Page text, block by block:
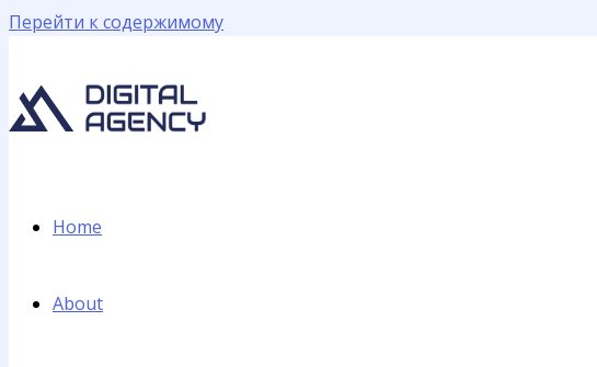
Перейти к содержимому
Home
About